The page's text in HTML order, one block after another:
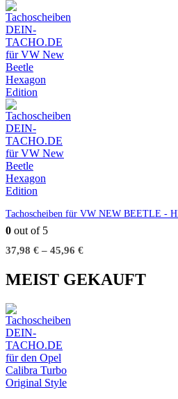
Tachoscheiben für VW NEW BEETLE -
0 out of 5
37,98 € – 45,96 €
MEIST GEKAUFT